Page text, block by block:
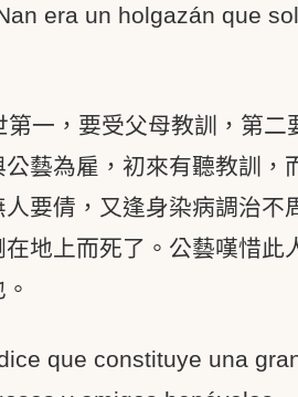
era un holgazán que
第一，要受父母教訓，第
公藝為雇，初來有聽教訓
要倩，又逢身染病調治
地上而死了。公藝嘆惜
que constituye una